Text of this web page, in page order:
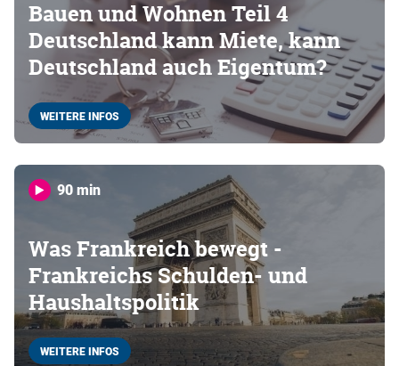
Bauen und Wohnen Teil 4
Deutschland kann Miete, kann
Deutschland auch Eigentum?
WEITERE INFOS
90 min
Was Frankreich bewegt -
Frankreichs Schulden- und
Haushaltspolitik
WEITERE INFOS